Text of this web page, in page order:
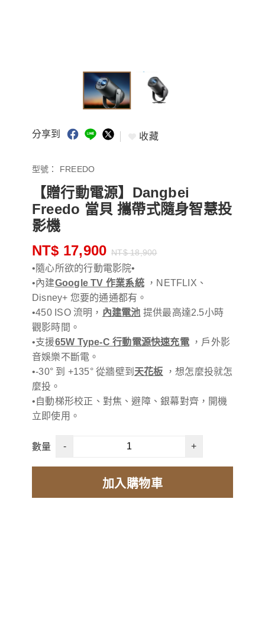
分享到 收藏
型號： FREEDO
【贈行動電源】Dangbei
Freedo 當貝 攜帶式隨身智慧投
影機
NT$ 17,900 NT$ 18,900
•隨心所欲的行動電影院•
•內建Google TV 作業系統，NETFLIX、
Disney+ 您要的通通都有。
•450 ISO 流明， 內建電池 提供最高達2.5小時
觀影時間。
•支援65W Type-C 行動電源快速充電，戶外影
音娛樂不斷電。
•-30° 到 +135° 從牆壁到 天花板 ，想怎麼投就怎
麼投。
•自動梯形校正、對焦、避障、銀幕對齊，開機
立即使用。
數量 - +
加入購物車